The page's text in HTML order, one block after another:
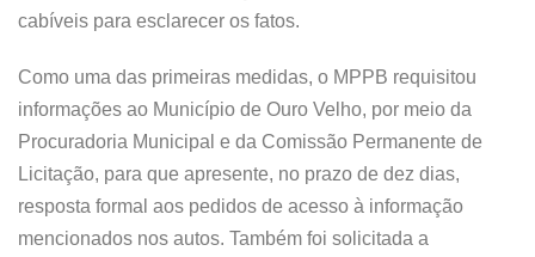
cabíveis para esclarecer os fatos.
Como uma das primeiras medidas, o MPPB requisitou
informações ao Município de Ouro Velho, por meio da
Procuradoria Municipal e da Comissão Permanente de
Licitação, para que apresente, no prazo de dez dias,
resposta formal aos pedidos de acesso à informação
mencionados nos autos. Também foi solicitada a